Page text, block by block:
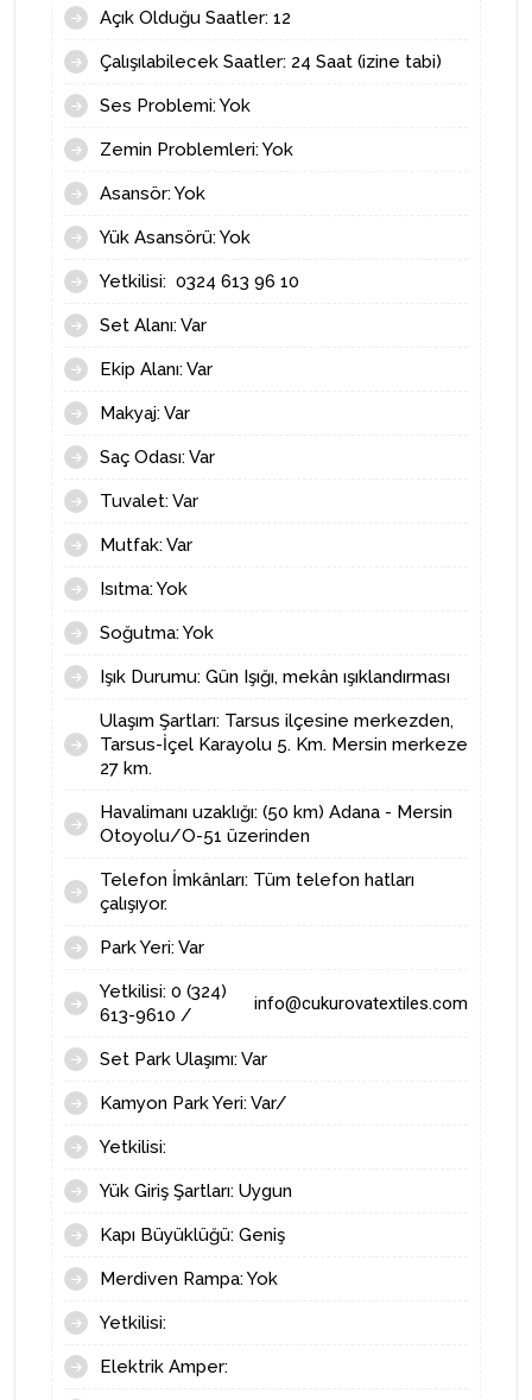
Açık Olduğu Saatler: 12
Çalışılabilecek Saatler: 24 Saat (izine tabi)
Ses Problemi: Yok
Zemin Problemleri: Yok
Asansör: Yok
Yük Asansörü: Yok
Yetkilisi: 0324 613 96 10
Set Alanı: Var
Ekip Alanı: Var
Makyaj: Var
Saç Odası: Var
Tuvalet: Var
Mutfak: Var
Isıtma: Yok
Soğutma: Yok
Işık Durumu: Gün Işığı, mekân ışıklandırması
Ulaşım Şartları: Tarsus ilçesine merkezden,
Tarsus-İçel Karayolu 5. Km. Mersin merkeze
27 km.
Havalimanı uzaklığı: (50 km) Adana - Mersin
Otoyolu/O-51 üzerinden
Telefon İmkânları: Tüm telefon hatları
çalışıyor.
Park Yeri: Var
Yetkilisi: 0 (324)
613-9610 /
info@cukurovatextiles.com
Set Park Ulaşımı: Var
Kamyon Park Yeri: Var/
Yetkilisi:
Yük Giriş Şartları: Uygun
Kapı Büyüklüğü: Geniş
Merdiven Rampa: Yok
Yetkilisi:
Elektrik Amper: